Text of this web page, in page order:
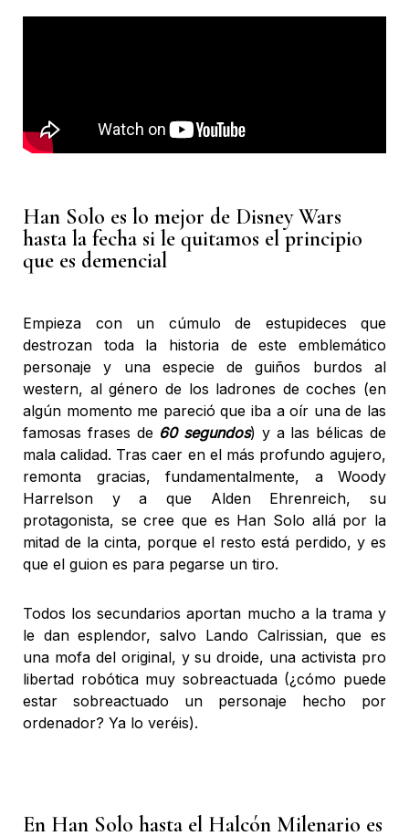
Han Solo es lo mejor de Disney Wars
hasta la fecha si le quitamos el principio
que es demencial
Empieza con un cúmulo de estupideces que
destrozan toda la historia de este emblemático
personaje y una especie de guiños burdos al
western, al género de los ladrones de coches (en
algún momento me pareció que iba a oír una de las
famosas frases de 60 segundos) y a las bélicas de
mala calidad. Tras caer en el más profundo agujero,
remonta gracias, fundamentalmente, a Woody
Harrelson y a que Alden Ehrenreich, su
protagonista, se cree que es Han Solo allá por la
mitad de la cinta, porque el resto está perdido, y es
que el guion es para pegarse un tiro.
Todos los secundarios aportan mucho a la trama y
le dan esplendor, salvo Lando Calrissian, que es
una mofa del original, y su droide, una activista pro
libertad robótica muy sobreactuada (¿cómo puede
estar sobreactuado un personaje hecho por
ordenador? Ya lo veréis).
En Han Solo hasta el Halcón Milenario es